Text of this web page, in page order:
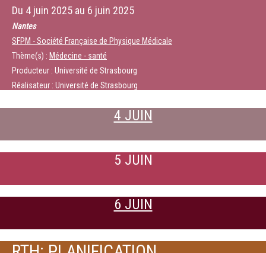
Du 4 juin 2025 au 6 juin 2025
Nantes
SFPM - Société Française de Physique Médicale
Thème(s) : Médecine - santé
Producteur : Université de Strasbourg
Réalisateur : Université de Strasbourg
4 JUIN
5 JUIN
6 JUIN